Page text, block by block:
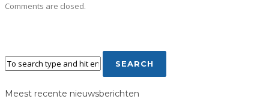
Comments are closed.
Meest recente nieuwsberichten